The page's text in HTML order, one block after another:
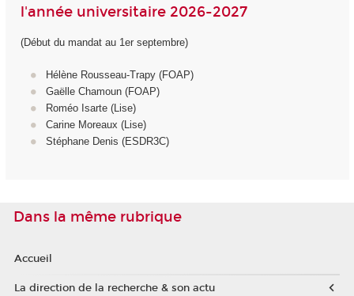
l'année universitaire 2026-2027
(Début du mandat au 1er septembre)
Hélène Rousseau-Trapy (FOAP)
Gaëlle Chamoun (FOAP)
Roméo Isarte (Lise)
Carine Moreaux (Lise)
Stéphane Denis (ESDR3C)
Dans la même rubrique
Accueil
La direction de la recherche & son actu